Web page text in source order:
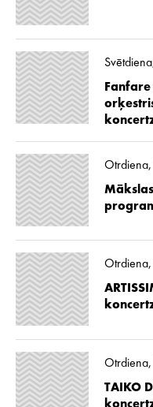
Otrdiena,
Otrdiena,
Otrdiena,
TAIKO